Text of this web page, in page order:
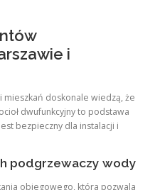
i
mieszkań doskonale wiedzą, że
dwufunkcyjny to podstawa
bezpieczny dla instalacji i
podgrzewaczy wody
obiegowego, która pozwala